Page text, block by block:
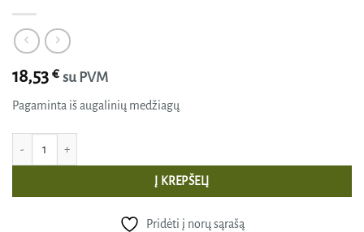
18,53 € su PVM
Pagaminta iš augalinių medžiagų
Į KREPŠELĮ
Pridėti į norų sąrašą